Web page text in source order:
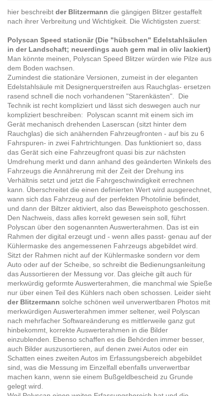
hier beschreibt der Blitzermann die gängigen Blitzer gestaffelt
nach ihrer Verbreitung und Wichtigkeit. Die Wichtigsten zuerst:
Polyscan Speed stationär (Die "hübschen" Edelstahlsäulen
in der Landschaft; neuerdings auch gern mal in oliv lackiert)
Man könnte meinen, Polyscan Speed Blitzer würden wie Pilze aus
dem Boden wachsen.
Zumindest die stationäre Versionen, zumeist in der eleganten
Edelstahlsäule mit Designerquerstreifen aus Rauchglas- ersetzen
rasend schnell die noch vorhandenen "Starenkästen". Die
Technik ist recht kompliziert und lässt sich deswegen auch nur
kompliziert beschreiben: Polyscan scannt mit einem sich im
Gerät mechanisch drehenden Laserscan (sitzt hinter dem
Rauchglas) die sich anähernden Fahrzeugfronten - auf bis zu 6
Fahrspuren- in zwei Fahrtrichtungen. Das funktioniert so, dass
das Gerät sich eine Fahrzeugfront quasi bis zur nächsten
Umdrehung merkt und dann anhand des geänderten Winkels des
Fahrzeugs die Annährerung mit der Zeit der Drehung ins
Verhältnis setzt und jetzt die Fahrgeschwindigkeit errechnen
kann. Überschreitet die einen definierten Wert wird ausgerechnet,
wann sich das Fahrzeug auf der perfekten Photolinie befindet,
und dann der Biltzer aktiviert, also das Beweisphoto geschossen.
Den Nachweis, dass alles korrekt gewesen sein soll, führt
Polyscan über den sogenannten Auswerterahmen. Das ist ein
Rahmen der digital erzeugt und - wenn alles passt- genau auf der
Kühlermaske des angemessenen Fahrzeugs abgebildet wird.
Sitzt der Rahmen nicht auf der Kühlermaske sondern vor dem
Auto oder auf der Scheibe, so schreibt die Bedienungsanleitung
das Aussortieren der Messung vor. Das gleiche gilt auch für
merkwürdig geformte Auswerterahmen, die manchmal wie Spieße
nur über einen Teil des Kühlers nach oben schossen. Leider sieht
der Blitzermann solche schönen weil unverwertbaren Photos mit
merkwürdigen Auswerterahmen immer seltener, weil Polyscan
nach mehrfacher Softwareänderung es mittlerweile ganz gut
hinbekommt, korrekte Auswerterahmen in die Bilder
einzublenden. Ebenso schaffen es die Behörden immer besser,
auch Bilder auszusortieren, auf denen zwei Autos oder ein
Schatten eines zweiten Autos im Erfassungsbereich abgebildet
sind, was die Messung im Einzelfall ebenfalls unverwertbar
machen kann, wenn sie einem Bußgeldbescheid zu Grunde
gelegt wird.